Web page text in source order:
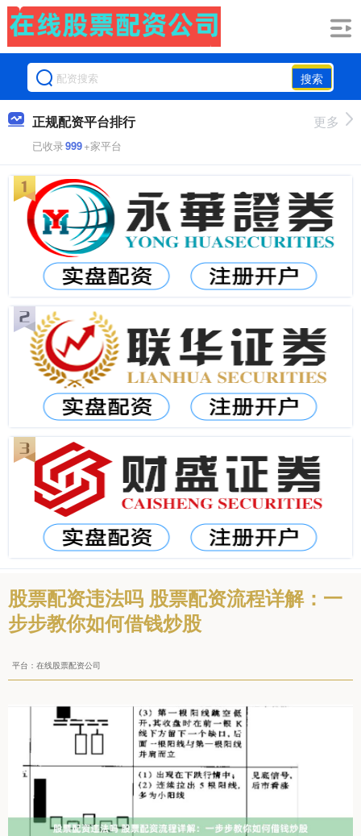
搜索
正规配资平台排行
已收录999+家平台
更多
股票配资违法吗 股票配资流程详解：一
步步教你如何借钱炒股
平台：在线股票配资公司